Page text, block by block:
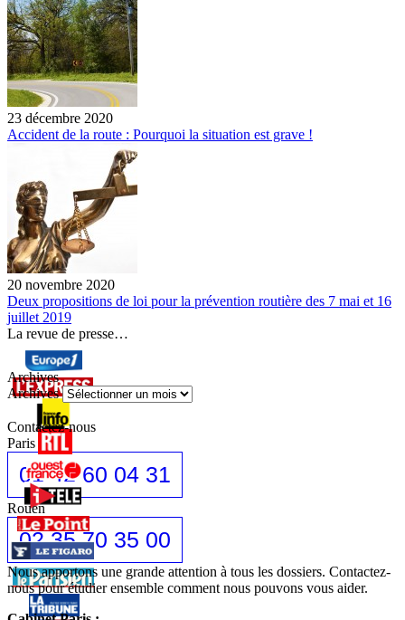
23 décembre 2020
Accident de la route : Pourquoi la situation est grave !
20 novembre 2020
Deux propositions de loi pour la prévention routière des 7 mai et 16
juillet 2019
La revue de presse…
Archives
Archives
Contactez-nous
Paris
01 42 60 04 31
Rouen
02 35 70 35 00
Nous apportons une grande attention à tous les dossiers. Contactez-
nous pour étudier ensemble comment nous pouvons vous aider.